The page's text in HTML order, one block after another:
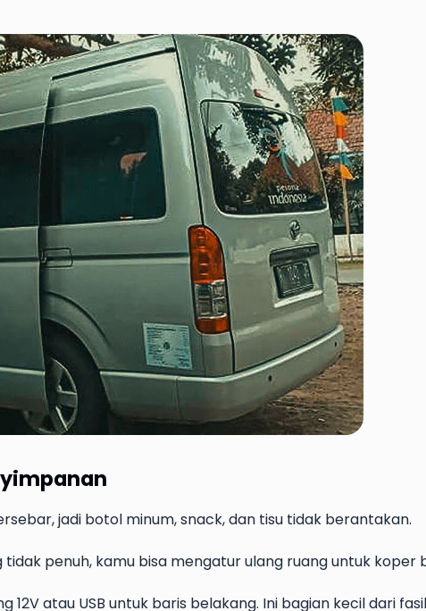
jadi botol minum, snack, dan tisu tidak berantakan.
tidak penuh, kamu bisa mengatur ulang ruang untuk koper
atau USB untuk baris belakang. Ini bagian kecil dari